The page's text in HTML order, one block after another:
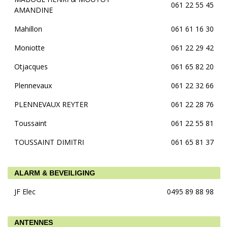
AMANDINE
061 22 55 45
Mahillon
061 61 16 30
Moniotte
061 22 29 42
Otjacques
061 65 82 20
Plennevaux
061 22 32 66
PLENNEVAUX REYTER
061 22 28 76
Toussaint
061 22 55 81
TOUSSAINT DIMITRI
061 65 81 37
ALARM & BEVEILIGING
JF Elec 0495 89 88 98
ANTENNES